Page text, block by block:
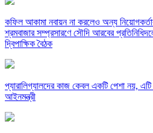
কফিল আকামা নবায়ন না করলেও অন্য
শ্রমবাজার সম্প্রসারণে সৌদি আরবের
দ্বিপাক্ষিক বৈঠক
প্যারালিগ্যালদের কাজ কেবল একটি পেশা নয়,
আইনমন্ত্রী